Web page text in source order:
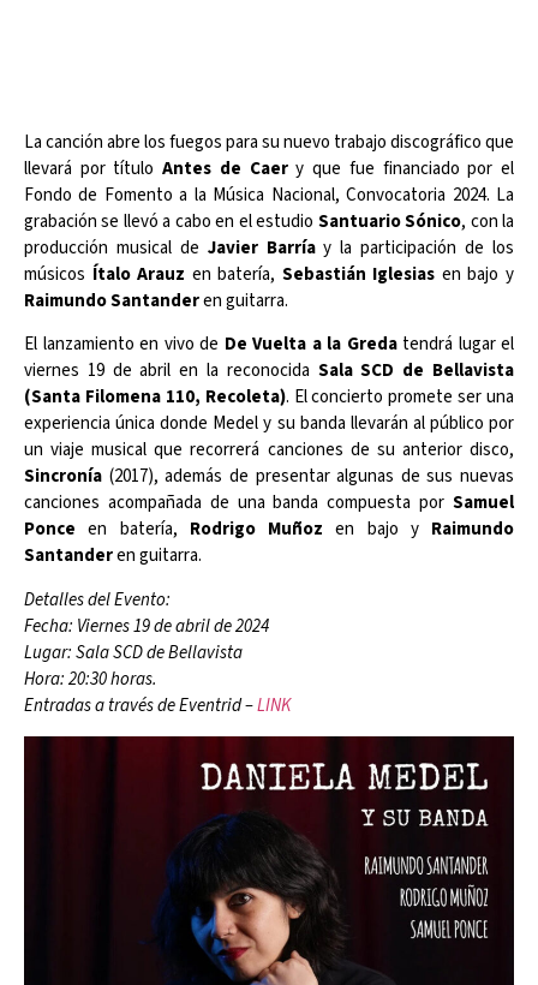
La canción abre los fuegos para su nuevo trabajo discográfico que
llevará por títuloAntes de Caery que fue financiado por el
Fondo de Fomento a la Música Nacional, Convocatoria 2024. La
grabación se llevó a cabo en el estudio Santuario Sónico, con la
producción musical de Javier Barríay la participación de los
músicos Ítalo Arauz en batería, Sebastián Iglesias en bajo y
Raimundo Santanderen guitarra.
El lanzamiento en vivo de De Vuelta a la Gredatendrá lugar el
viernes 19 de abril en la reconocida Sala SCD de Bellavista
(Santa Filomena 110, Recoleta). El concierto promete ser una
experiencia única donde Medel y su banda llevarán al público por
un viaje musical que recorrerá canciones de su anterior disco,
Sincronía (2017), además de presentar algunas de sus nuevas
canciones acompañada de una banda compuesta por Samuel
Ponce en batería, Rodrigo Muñoz en bajo y Raimundo
Santanderen guitarra.
Detalles del Evento:
Fecha: Viernes 19 de abril de 2024
Lugar: Sala SCD de Bellavista
Hora: 20:30 horas.
Entradas a través de Eventrid –LINK